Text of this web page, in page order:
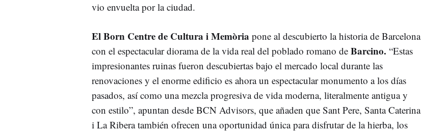
vio envuelta por la ciudad.
El Born Centre de Cultura i Memòria pone al descubierto la historia de Barcelona
con el espectacular diorama de la vida real del poblado romano de Barcino. “Estas
impresionantes ruinas fueron descubiertas bajo el mercado local durante las
renovaciones y el enorme edificio es ahora un espectacular monumento a los días
pasados, así como una mezcla progresiva de vida moderna, literalmente antigua y
con estilo”, apuntan desde BCN Advisors, que añaden que Sant Pere, Santa Caterina
i La Ribera también ofrecen una oportunidad única para disfrutar de la hierba, los